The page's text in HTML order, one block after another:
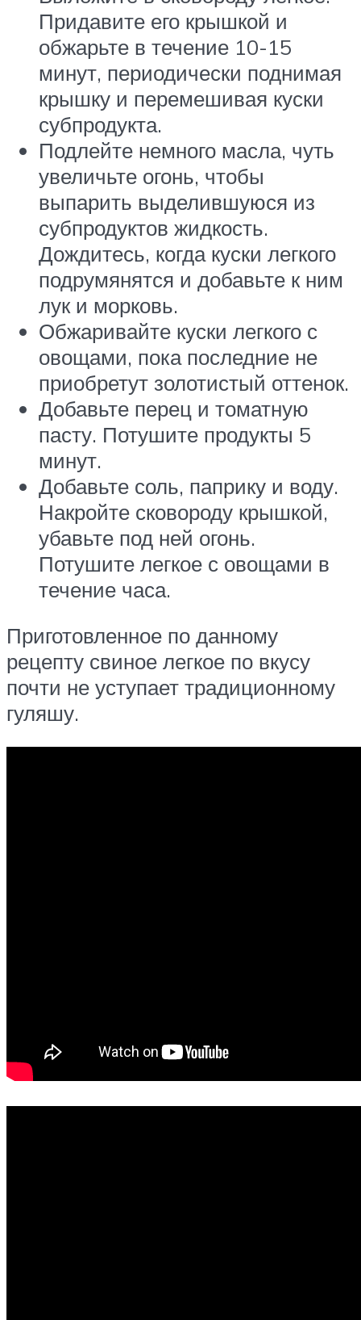
Придавите его крышкой и
обжарьте в течение 10-15
минут, периодически поднимая
крышку и перемешивая куски
субпродукта.
Подлейте немного масла, чуть
увеличьте огонь, чтобы
выпарить выделившуюся из
субпродуктов жидкость.
Дождитесь, когда куски легкого
подрумянятся и добавьте к ним
лук и морковь.
Обжаривайте куски легкого с
овощами, пока последние не
приобретут золотистый оттенок.
Добавьте перец и томатную
пасту. Потушите продукты 5
минут.
Добавьте соль, паприку и воду.
Накройте сковороду крышкой,
убавьте под ней огонь.
Потушите легкое с овощами в
течение часа.
Приготовленное по данному
рецепту свиное легкое по вкусу
почти не уступает традиционному
гуляшу.